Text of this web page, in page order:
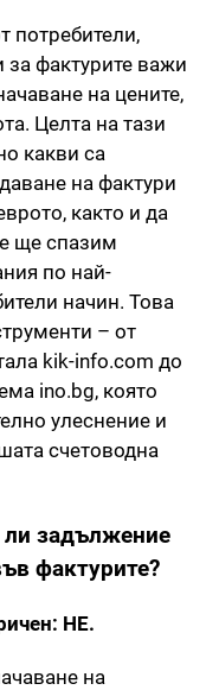
потребители,
за фактурите важи
на цените,
Целта на тази
какви са
на фактури
както и да
ще спазим
по най-
начин. Това
– от
kik-info.com до
ino.bg, която
улеснение и
счетоводна
ли задължение
фактурите?
НЕ.
на